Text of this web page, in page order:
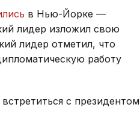
в Нью-Йорке —
лидер изложил свою
лидер отметил, что
работу
с президентом